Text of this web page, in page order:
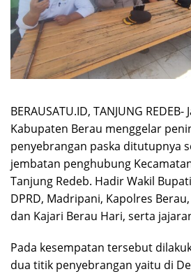
BERAUSATU.ID, TANJUNG
Kabupaten Berau menggelar
penyebrangan paska ditutupnya
jembatan penghubung
Tanjung Redeb. Hadir Wakil
DPRD, Madripani, Kapolres
dan Kajari Berau Hari, serta
Pada kesempatan tersebut
dua titik penyebrangan yaitu di